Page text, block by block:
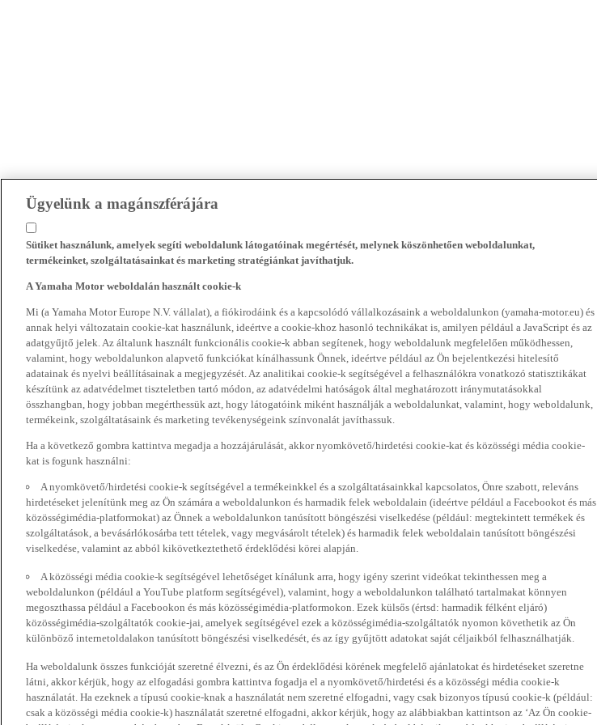
Ügyelünk a magánszférájára
Sütiket használunk, amelyek segíti weboldalunk látogatóinak megértését, melynek köszönhetően weboldalunkat,
termékeinket, szolgáltatásainkat és marketing stratégiánkat javíthatjuk.
A Yamaha Motor weboldalán használt cookie-k
Mi (a Yamaha Motor Europe N.V. vállalat), a fiókirodáink és a kapcsolódó vállalkozásaink a weboldalunkon (yamaha-motor.eu) és
annak helyi változatain cookie-kat használunk, ideértve a cookie-khoz hasonló technikákat is, amilyen például a JavaScript és az
adatgyűjtő jelek. Az általunk használt funkcionális cookie-k abban segítenek, hogy weboldalunk megfelelően működhessen,
valamint, hogy weboldalunkon alapvető funkciókat kínálhassunk Önnek, ideértve például az Ön bejelentkezési hitelesítő
adatainak és nyelvi beállításainak a megjegyzését. Az analitikai cookie-k segítségével a felhasználókra vonatkozó statisztikákat
készítünk az adatvédelmet tiszteletben tartó módon, az adatvédelmi hatóságok által meghatározott iránymutatásokkal
összhangban, hogy jobban megérthessük azt, hogy látogatóink miként használják a weboldalunkat, valamint, hogy weboldalunk,
termékeink, szolgáltatásaink és marketing tevékenységeink színvonalát javíthassuk.
Ha a következő gombra kattintva megadja a hozzájárulását, akkor nyomkövető/hirdetési cookie-kat és közösségi média cookie-
kat is fogunk használni:
A nyomkövető/hirdetési cookie-k segítségével a termékeinkkel és a szolgáltatásainkkal kapcsolatos, Önre szabott, releváns
hirdetéseket jelenítünk meg az Ön számára a weboldalunkon és harmadik felek weboldalain (ideértve például a Facebookot és más
közösségimédia-platformokat) az Önnek a weboldalunkon tanúsított böngészési viselkedése (például: megtekintett termékek és
szolgáltatások, a bevásárlókosárba tett tételek, vagy megvásárolt tételek) és harmadik felek weboldalain tanúsított böngészési
viselkedése, valamint az abból kikövetkeztethető érdeklődési körei alapján.
A közösségi média cookie-k segítségével lehetőséget kínálunk arra, hogy igény szerint videókat tekinthessen meg a
weboldalunkon (például a YouTube platform segítségével), valamint, hogy a weboldalunkon található tartalmakat könnyen
megoszthassa például a Facebookon és más közösségimédia-platformokon. Ezek külsős (értsd: harmadik félként eljáró)
közösségimédia-szolgáltatók cookie-jai, amelyek segítségével ezek a közösségimédia-szolgáltatók nyomon követhetik az Ön
különböző internetoldalakon tanúsított böngészési viselkedését, és az így gyűjtött adatokat saját céljaikból felhasználhatják.
Ha weboldalunk összes funkcióját szeretné élvezni, és az Ön érdeklődési körének megfelelő ajánlatokat és hirdetéseket szeretne
látni, akkor kérjük, hogy az elfogadási gombra kattintva fogadja el a nyomkövető/hirdetési és a közösségi média cookie-k
használatát. Ha ezeknek a típusú cookie-knak a használatát nem szeretné elfogadni, vagy csak bizonyos típusú cookie-k (például:
csak a közösségi média cookie-k) használatát szeretné elfogadni, akkor kérjük, hogy az alábbiakban kattintson az ‘Az Ön cookie-